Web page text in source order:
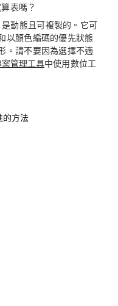
表嗎？
動態且可複製的。它可
以顏色編碼的優先狀態
。請不要因為選擇不適
案管理工具中使用數位工
的方法